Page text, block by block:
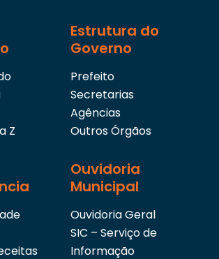
Z
Estrutura do
Governo
Prefeito
Secretarias
Agências
Outros Órgãos
Ouvidoria
Municipal
Ouvidoria Geral
SIC – Serviço de
Informação